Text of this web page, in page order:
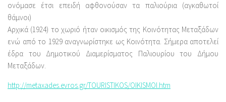
ονόμασε έτσι επειδή αφθονούσαν τα παλιούρια (αγκαθωτοί
θάμνοι)
Αρχικά (1924) το χωριό ήταν οικισμός της Κοινότητας Μεταξάδων
ενώ από το 1929 αναγνωρίστηκε ως Κοινότητα. Σήμερα αποτελεί
έδρα του Δημοτικού Διαμερίσματος Παλιουρίου του Δήμου
Μεταξάδων.
http://metaxades.evros.gr/TOURISTIKOS/OIKISMOI.htm